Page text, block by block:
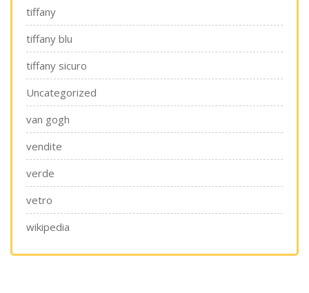
tiffany
tiffany blu
tiffany sicuro
Uncategorized
van gogh
vendite
verde
vetro
wikipedia